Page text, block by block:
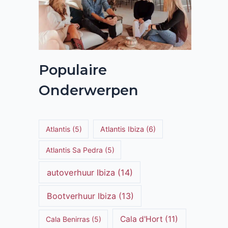
Populaire
Onderwerpen
Atlantis(5) Atlantis Ibiza (6)
Atlantis Sa Pedra (5)
autoverhuur Ibiza (14)
Bootverhuur Ibiza (13)
Cala Benirras(5) Cala d'Hort (11)